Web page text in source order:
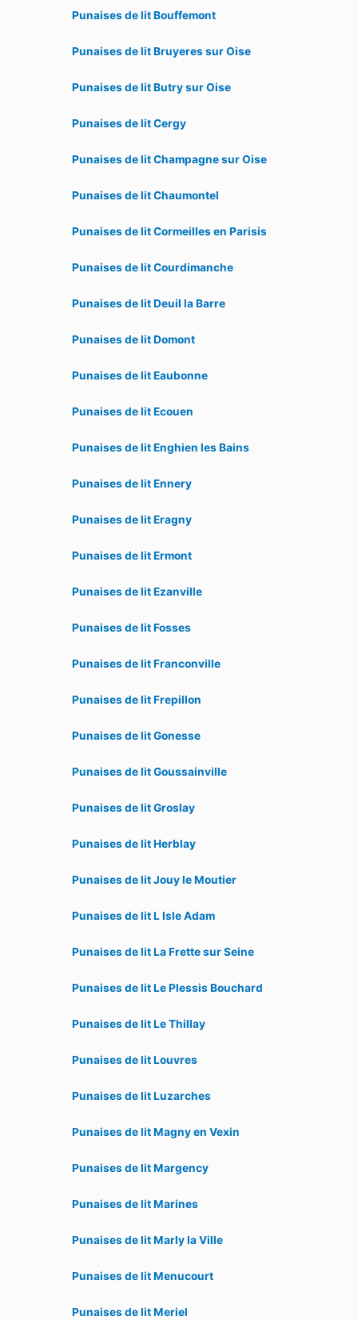
Punaises de lit Bouffemont
Punaises de lit Bruyeres sur Oise
Punaises de lit Butry sur Oise
Punaises de lit Cergy
Punaises de lit Champagne sur Oise
Punaises de lit Chaumontel
Punaises de lit Cormeilles en Parisis
Punaises de lit Courdimanche
Punaises de lit Deuil la Barre
Punaises de lit Domont
Punaises de lit Eaubonne
Punaises de lit Ecouen
Punaises de lit Enghien les Bains
Punaises de lit Ennery
Punaises de lit Eragny
Punaises de lit Ermont
Punaises de lit Ezanville
Punaises de lit Fosses
Punaises de lit Franconville
Punaises de lit Frepillon
Punaises de lit Gonesse
Punaises de lit Goussainville
Punaises de lit Groslay
Punaises de lit Herblay
Punaises de lit Jouy le Moutier
Punaises de lit L Isle Adam
Punaises de lit La Frette sur Seine
Punaises de lit Le Plessis Bouchard
Punaises de lit Le Thillay
Punaises de lit Louvres
Punaises de lit Luzarches
Punaises de lit Magny en Vexin
Punaises de lit Margency
Punaises de lit Marines
Punaises de lit Marly la Ville
Punaises de lit Menucourt
Punaises de lit Meriel